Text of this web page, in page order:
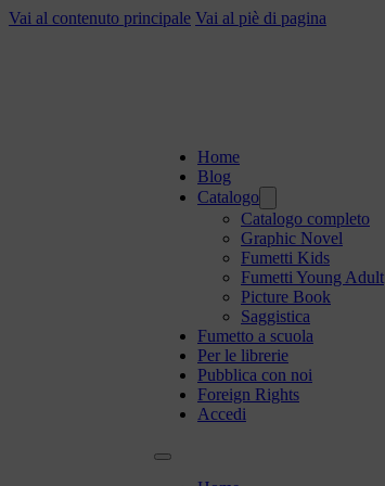
Vai al contenuto principale Vai al piè di pagina
Home
Blog
Catalogo
Catalogo completo
Graphic Novel
Fumetti Kids
Fumetti Young Adult
Picture Book
Saggistica
Fumetto a scuola
Per le librerie
Pubblica con noi
Foreign Rights
Accedi